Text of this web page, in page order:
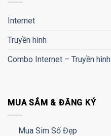
Internet
Truyền hình
Combo Internet – Truyền hình
MUA SẮM & ĐĂNG KÝ
Mua Sim Số Đẹp